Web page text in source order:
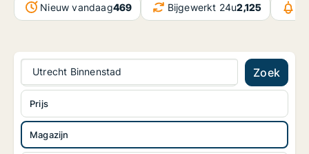
Nieuw vandaag469 Bijgewerkt 24u2,125
Utrecht Binnenstad Zoek
Magazijn
Prijs